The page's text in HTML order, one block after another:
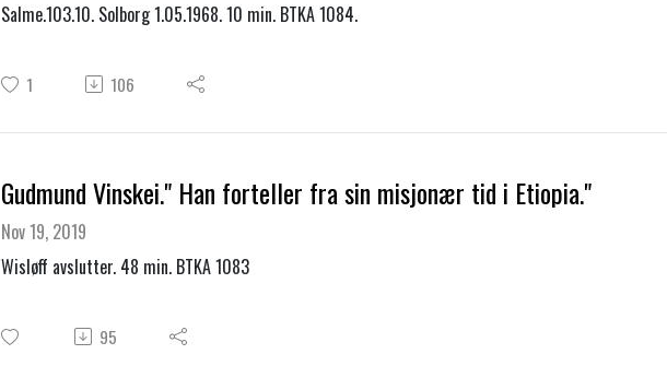
Salme.103.10. Solborg 1.05.1968. 10 min. BTKA 1084.
1 106
Gudmund Vinskei." Han forteller fra sin misjonær tid i Etiopia."
Nov 19, 2019
Wisløff avslutter. 48 min. BTKA 1083
95